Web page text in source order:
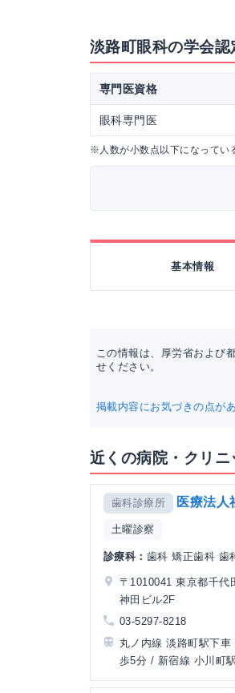
淡路町眼科の学会認
専門医資格
眼科専門医
※人数が小数点以下になってい
基本情報
この情報は、厚労省および
せください。
掲載内容にお気づきの点が
近くの病院・クリニ
歯科診療所 医療法人
土曜診察
診療科： 歯科 矯正歯科 歯
〒1010041 東京都千代
神田ビル2F
03-5297-8218
丸ノ内線 淡路町駅下
歩5分 / 新宿線 小川町